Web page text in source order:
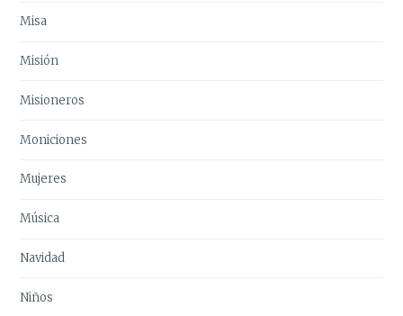
Misa
Misión
Misioneros
Moniciones
Mujeres
Música
Navidad
Niños